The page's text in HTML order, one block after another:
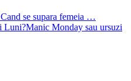
Cand se supara femeia …
Manic Monday sau ursuzi